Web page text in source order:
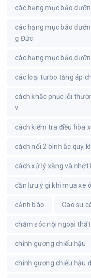
các hạng mục bảo
các hạng mục bảo
g Đức
các hạng mục bảo
các loại turbo tăng áp
cách khắc phục lỗi
v
cách kiểm tra điều hòa
cách nối 2 bình ắc quy
cách xử lý xăng và nhớt
cần lưu ý gì khi mua xe
cảnh báo Cao su
chăm sóc nội ngoại
chỉnh gương chiếu hậu
chỉnh gương chiếu hậu